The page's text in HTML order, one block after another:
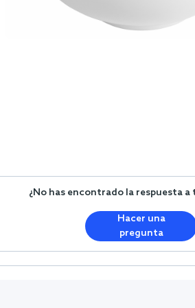
¿No has encontrado la respuesta
Hacer una
pregunta